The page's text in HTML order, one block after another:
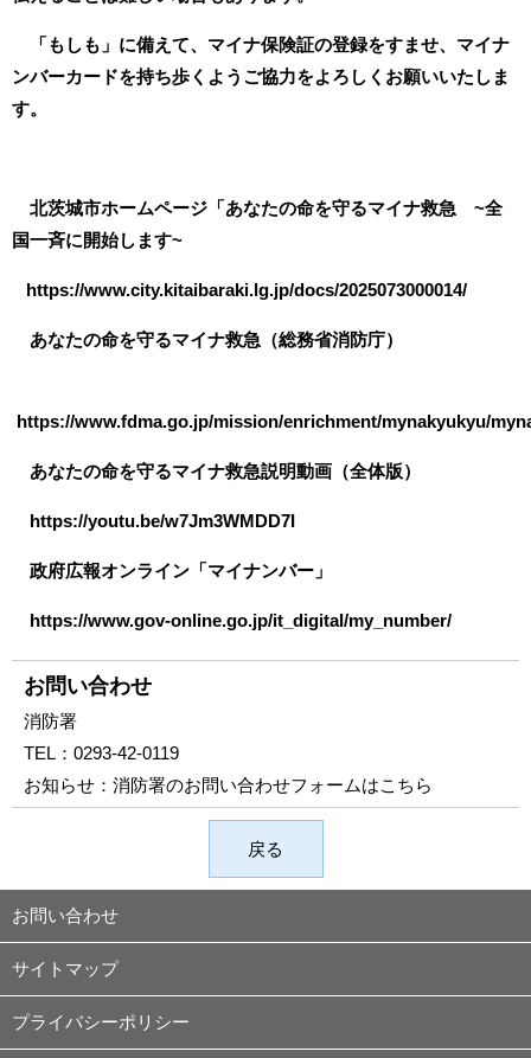
「もしも」に備えて、マイナ保険証の登録をすませ、マイナ
ンバーカードを持ち歩くようご協力をよろしくお願いいたしま
す。
北茨城市ホームページ「あなたの命を守るマイナ救急 ~全
国一斉に開始します~
https://www.city.kitaibaraki.lg.jp/docs/2025073000014/
あなたの命を守るマイナ救急（総務省消防庁）
https://www.fdma.go.jp/mission/enrichment/mynakyukyu/
あなたの命を守るマイナ救急説明動画（全体版）
https://youtu.be/w7Jm3WMDD7I
政府広報オンライン「マイナンバー」
https://www.gov-online.go.jp/it_digital/my_number/
お問い合わせ
消防署
TEL： 0293-42-0119
お知らせ： 消防署のお問い合わせフォームはこちら
戻る
お問い合わせ
サイトマップ
プライバシーポリシー